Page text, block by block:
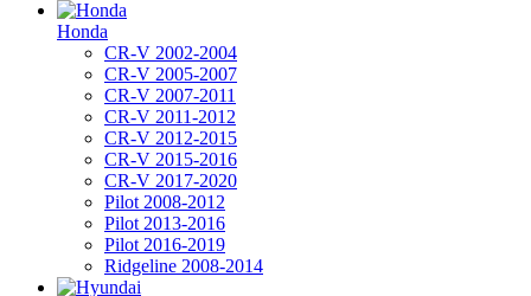
Honda
CR-V 2002-2004
CR-V 2005-2007
CR-V 2007-2011
CR-V 2011-2012
CR-V 2012-2015
CR-V 2015-2016
CR-V 2017-2020
Pilot 2008-2012
Pilot 2013-2016
Pilot 2016-2019
Ridgeline 2008-2014